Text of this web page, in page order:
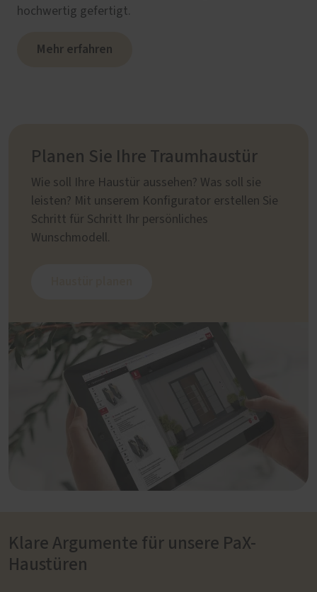
hochwertig gefertigt.
Mehr erfahren
Planen Sie Ihre Traumhaustür
Wie soll Ihre Haustür aussehen? Was soll sie
leisten? Mit unserem Konfigurator erstellen Sie
Schritt für Schritt Ihr persönliches
Wunschmodell.
Klare Argumente für unsere PaX-
Haustüren